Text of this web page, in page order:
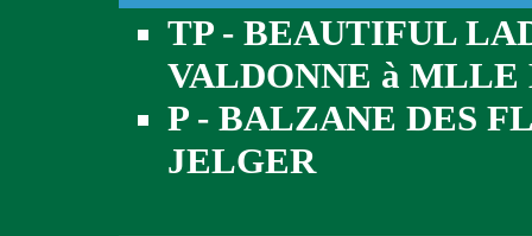
TP - BEAUTIFUL
VALDONNE à MLLE
P - BALZANE DES
JELGER